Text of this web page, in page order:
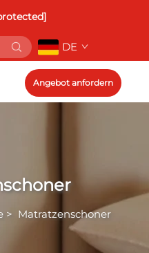
DE
Angebot anfordern
> Matratzenschoner